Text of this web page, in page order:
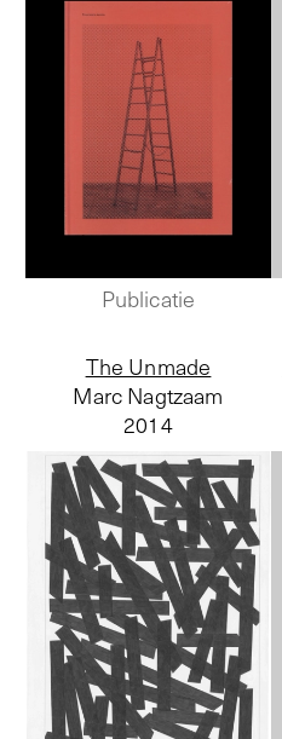
Publicatie
The Unmade
Marc Nagtzaam
2014